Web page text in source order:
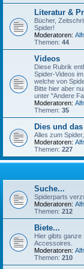
Literatur &
Bücher,
Spider!
Moderatoren:
Themen: 44
Videos
Diese Rubrik
Spider-Videos
welche von
Bitte hier aber
unter "Andere
Moderatoren:
Themen: 35
Dies und das
Alles zum
Moderatoren:
Themen: 227
Suche...
Spiderparts
Moderatoren:
Themen: 212
Biete...
Hier gibts ganze
Accessoires.
Moderatoren:
Themen: 210